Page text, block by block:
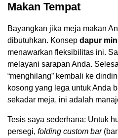
Makan Tempat
Bayangkan jika meja makan
dibutuhkan. Konsep dapur
menawarkan fleksibilitas ini.
melayani sarapan Anda.
“menghilang” kembali ke
kosong yang lega untuk Anda
sekadar meja, ini adalah
Tesis saya sederhana: Untuk
persegi, folding custom bar(bar